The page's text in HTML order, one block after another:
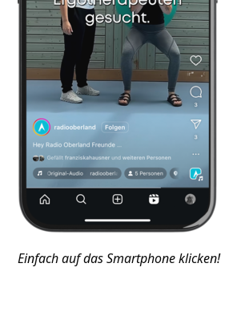
Einfach auf das Smartphone klicken!